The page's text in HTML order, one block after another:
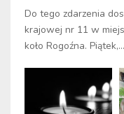
Do tego zdarzenia
krajowej nr 11 w
koło Rogoźna. Piątek,...